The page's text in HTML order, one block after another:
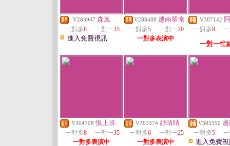
V283947 森嵐
一對多8 一對一35
進入免費視訊
V288488 越南翠南
一對多5 一對一20
一對多表演中
V307142
一對多8
一對一忙
V304708 恨上班
一對多8 一對一35
一對多表演中
V303374 妤晴晴
一對多6 一對一25
一對多表演中
V305550
一對多5
進入免費